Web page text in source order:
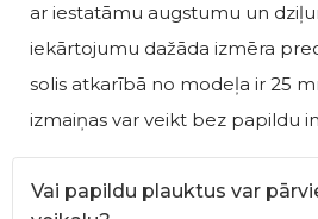
ar iestatāmu augstumu un
iekārtojumu dažāda izmēra
solis atkarībā no modeļa ir 25
izmaiņas var veikt bez papildu
Vai papildu plauktus var